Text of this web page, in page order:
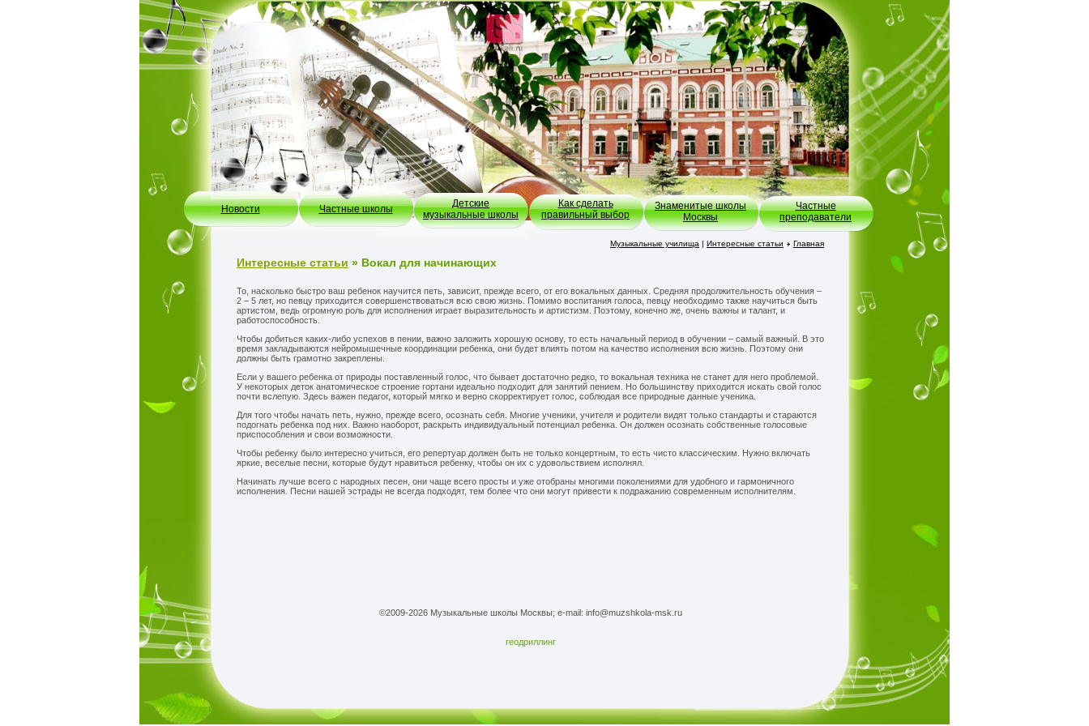
Новости Частные школы
Детские
музыкальные школы
Как сделать
правильный выбор
Знаменитые школы
Москвы
Частные
преподаватели
Музыкальные училища | Интересные статьи Главная
Интересные статьи » Вокал для начинающих
То, насколько быстро ваш ребенок научится петь, зависит, прежде всего, от его вокальных данных. Средняя продолжительность обучения –
2 – 5 лет, но певцу приходится совершенствоваться всю свою жизнь. Помимо воспитания голоса, певцу необходимо также научиться быть
артистом, ведь огромную роль для исполнения играет выразительность и артистизм. Поэтому, конечно же, очень важны и талант, и
работоспособность.
Чтобы добиться каких-либо успехов в пении, важно заложить хорошую основу, то есть начальный период в обучении – самый важный. В это
время закладываются нейромышечные координации ребенка, они будет влиять потом на качество исполнения всю жизнь. Поэтому они
должны быть грамотно закреплены.
Если у вашего ребенка от природы поставленный голос, что бывает достаточно редко, то вокальная техника не станет для него проблемой.
У некоторых деток анатомическое строение гортани идеально подходит для занятий пением. Но большинству приходится искать свой голос
почти вслепую. Здесь важен педагог, который мягко и верно скорректирует голос, соблюдая все природные данные ученика.
Для того чтобы начать петь, нужно, прежде всего, осознать себя. Многие ученики, учителя и родители видят только стандарты и стараются
подогнать ребенка под них. Важно наоборот, раскрыть индивидуальный потенциал ребенка. Он должен осознать собственные голосовые
приспособления и свои возможности.
Чтобы ребенку было интересно учиться, его репертуар должен быть не только концертным, то есть чисто классическим. Нужно включать
яркие, веселые песни, которые будут нравиться ребенку, чтобы он их с удовольствием исполнял.
Начинать лучше всего с народных песен, они чаще всего просты и уже отобраны многими поколениями для удобного и гармоничного
исполнения. Песни нашей эстрады не всегда подходят, тем более что они могут привести к подражанию современным исполнителям.
©2009-2026 Музыкальные школы Москвы; e-mail: info@muzshkola-msk.ru
геодриллинг